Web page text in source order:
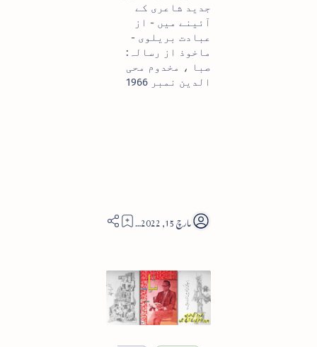
جدید شاعری کے
آئینے میں - از
عبادت بریلوی -
ماخوذ از رسالہ:
صبا ، مخدوم محی
الدین نمبر 1966
9